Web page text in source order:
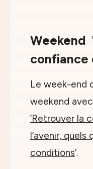
Weekend
confiance
Le week-end
weekend
’Retrouver la
l’avenir, quels
conditions’.